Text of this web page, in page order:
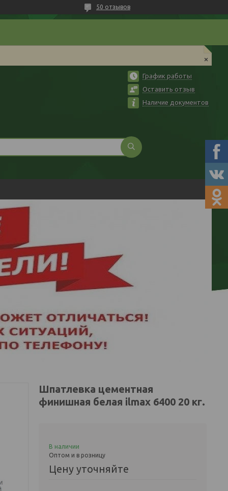
50 отзывов
График работы
Оставить отзыв
Наличие документов
Шпатлевка цементная
финишная белая ilmax 6400 20 кг.
В наличии
Оптом и в розницу
Цену уточняйте